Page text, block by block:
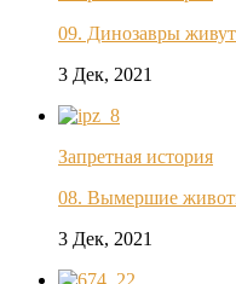
09. Динозавры
3 Дек, 2021
Запретная история
08. Вымершие
3 Дек, 2021